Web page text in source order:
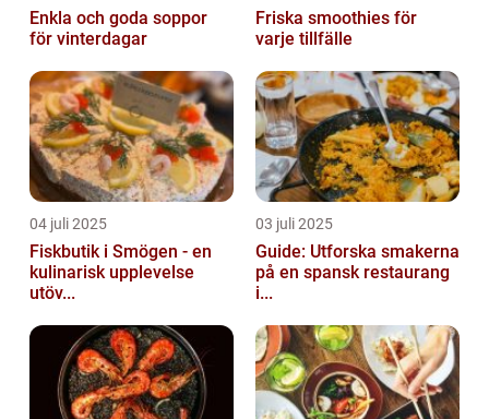
Enkla och goda soppor
för vinterdagar
Friska smoothies för
varje tillfälle
04 juli 2025
Fiskbutik i Smögen - en
kulinarisk upplevelse
utöv...
03 juli 2025
Guide: Utforska smakerna
på en spansk restaurang
i...